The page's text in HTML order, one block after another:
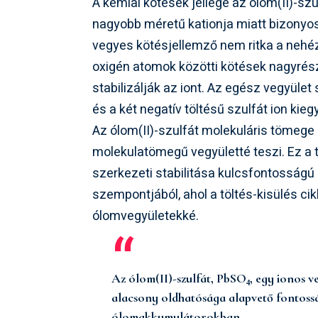
nagyobb méretű kationja miatt
vegyes kötésjellemző nem ritka a
oxigén atomok közötti kötések
stabilizálják az iont. Az egész
és a két negatív töltésű szulfát ion
Az ólom(II)-szulfát molekuláris
molekulatömegű vegyületté teszi. Ez
szerkezeti stabilitása
szempontjából, ahol a töltés-kisülés
ólomvegyületekké.
Az ólom(II)-szulfát, PbSO₄, egy ionos
alacsony oldhatósága alapvető